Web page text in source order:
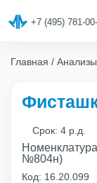
+7 (495) 781-
Главная Анализы
Срок: 4 р.д.
№804н)
Код: 16.20.099